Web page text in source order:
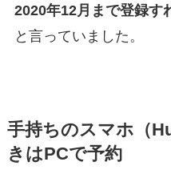
2020年12月まで登録す
と言っていました。
手持ちのスマホ（
きはPCで予約